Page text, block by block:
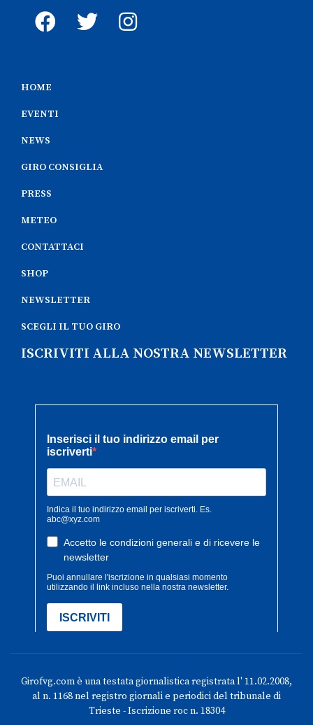
HOME
EVENTI
NEWS
GIRO CONSIGLIA
PRESS
METEO
CONTATTACI
SHOP
NEWSLETTER
SCEGLI IL TUO GIRO
ISCRIVITI ALLA NOSTRA NEWSLETTER
Girofvg.com è una testata giornalistica registrata l' 11.02.2008,
al n. 1168 nel registro giornali e periodici del tribunale di
Trieste - Iscrizione roc n. 18304